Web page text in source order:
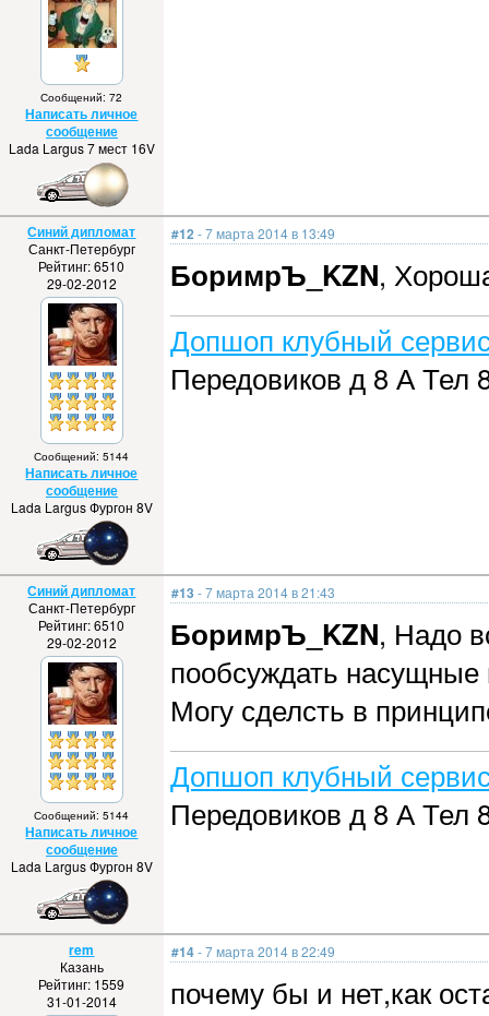
Сообщений: 72
Написать личное
сообщение
Lada Largus 7 мест 16V
Синий дипломат
Санкт-Петербург
Рейтинг: 6510
29-02-2012
Сообщений: 5144
Написать личное
сообщение
Lada Largus Фургон 8V
#12 - 7 марта 2014 в 13:49
БоримрЪ_KZN,
Допшоп клубный
Передовиков д 8 А Тел
Синий дипломат
Санкт-Петербург
Рейтинг: 6510
29-02-2012
Сообщений: 5144
Написать личное
сообщение
Lada Largus Фургон 8V
#13 - 7 марта 2014 в 21:43
БоримрЪ_KZN, Надо
пообсуждать
Могу сделсть в
Допшоп клубный
Передовиков д 8 А Тел
rem
Казань
Рейтинг: 1559
31-01-2014
#14- 7 марта 2014 в 22:49
почему бы и нет,как